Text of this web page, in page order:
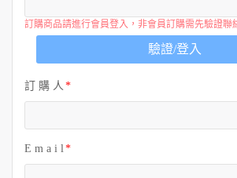
訂購商品請進行會員登入，非會員訂購需先驗證聯
驗證/登入
訂 購 人
E m a i l